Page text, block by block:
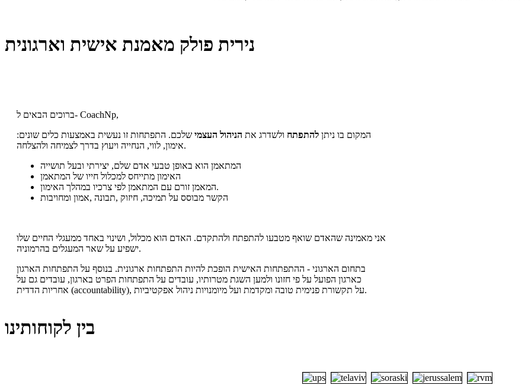
נירית פולק מאמנת אישית וארגונית
ברוכים הבאים ל- CoachNp,
המקום בו ניתן להתפתח ולשדרג את הניהול העצמי שלכם. התפתחות זו נעשית באמצעות כלים שונים:
אימון, לווי, הנחייה ויעוץ בדרך לצמיחה ולהצלחה.
המתאמן הוא באופן טבעי אדם שלם, יצירתי ובעל תושייה
האימון מתייחס למכלול חייו של המתאמן
המאמן זורם עם המתאמן לפי צרכיו במהלך האימון.
הקשר מבוסס על תמיכה, חיזוק ,תבונה ,אמון ומחויבות
אני מאמינה שהאדם שואף מטבעו להתפתח ולהתקדם. האדם הוא מכלול, ושינוי באחד ממעגלי החיים שלו
ישפיע על שאר המעגלים בהרמוניה.
בתחום הארגוני - ההתפתחות האישית הופכת להיות התפתחות ארגונית. בנוסף על התפתחות הארגון
כארגון הפועל על פי חזונו ולמען השגת מטרותיו, עובדים על התפתחות הפרט בארגון, עובדים גם על
אחריות הדדית (accountability), על תקשורת פנימית טובה ומקדמת ועל מיומנויות ניהול אפקטיביות.
בין לקוחותינו